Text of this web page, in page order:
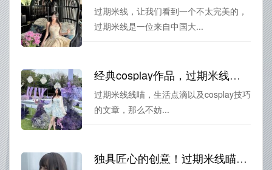
过期米线，让我们看到一个不太完美的，
过期米线是一位来自中国大...
经典cosplay作品，过期米线线喵网盘下载
过期米线线喵，生活点滴以及cosplay技巧
的文章，那么不妨...
独具匠心的创意！过期米线瞄动态图摄影大赛精选